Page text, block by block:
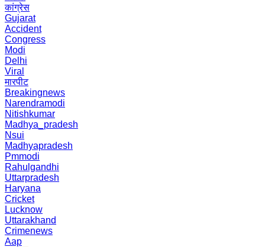
कांग्रेस
Gujarat
Accident
Congress
Modi
Delhi
Viral
मारपीट
Breakingnews
Narendramodi
Nitishkumar
Madhya_pradesh
Nsui
Madhyapradesh
Pmmodi
Rahulgandhi
Uttarpradesh
Haryana
Cricket
Lucknow
Uttarakhand
Crimenews
Aap